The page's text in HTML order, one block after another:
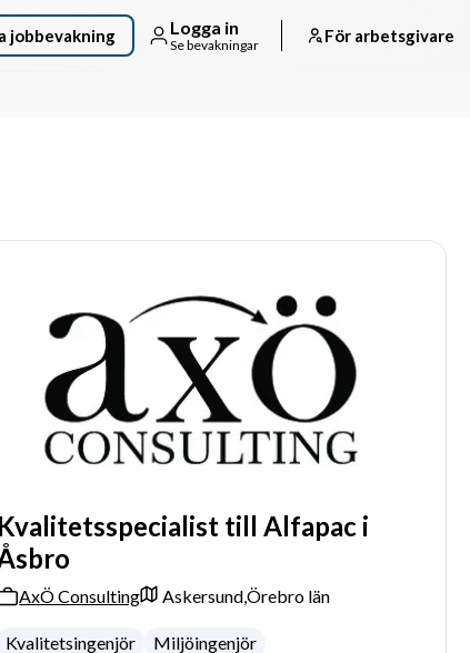
jobbevakning Logga in
Se bevakningar För arbetsgivare
Kvalitetsspecialist till Alfapac i
AxÖ Consulting Askersund,Örebro län
Kvalitetsingenjör
Miljöingenjör